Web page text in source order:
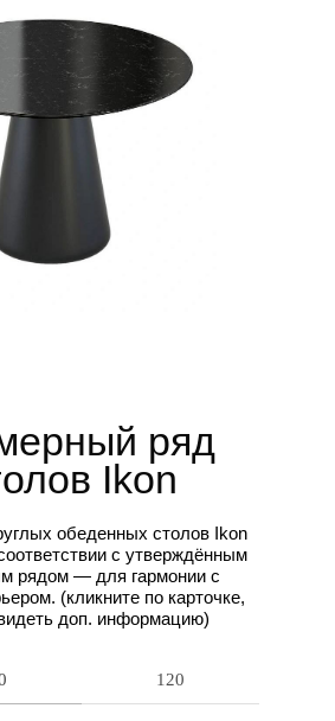
ряд
Ikon
обеденных столов Ikon
с утверждённым
рядом — для гармонии с
(кликните по карточке,
доп. информацию)
120